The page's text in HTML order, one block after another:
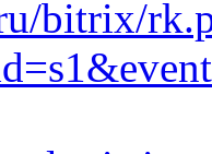
bitrix/